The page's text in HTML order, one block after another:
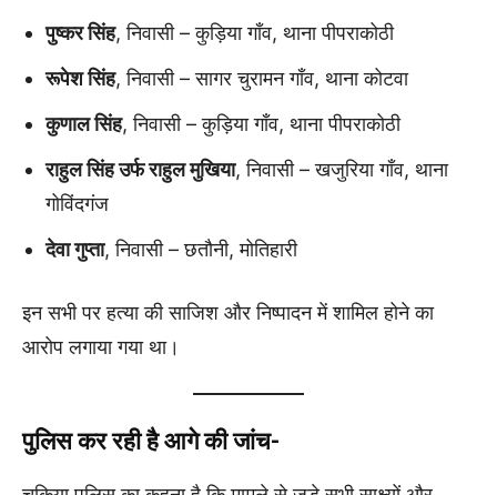
पुष्कर सिंह, निवासी – कुड़िया गाँव, थाना पीपराकोठी
रूपेश सिंह, निवासी – सागर चुरामन गाँव, थाना कोटवा
कुणाल सिंह, निवासी – कुड़िया गाँव, थाना पीपराकोठी
राहुल सिंह उर्फ राहुल मुखिया, निवासी – खजुरिया गाँव, थाना
गोविंदगंज
देवा गुप्ता, निवासी – छतौनी, मोतिहारी
इन सभी पर हत्या की साजिश और निष्पादन में शामिल होने का
आरोप लगाया गया था।
पुलिस कर रही है आगे की जांच-